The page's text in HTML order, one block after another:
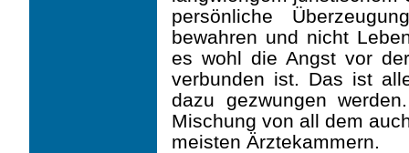
persönliche
bewahren und nicht
es wohl die Angst vor
verbunden ist. Das ist
dazu gezwungen
Mischung von all dem
meisten Ärztekammern.